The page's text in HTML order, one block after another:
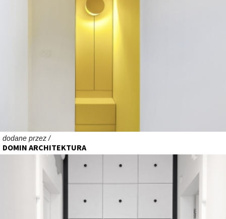
dodane przez /
DOMIN ARCHITEKTURA